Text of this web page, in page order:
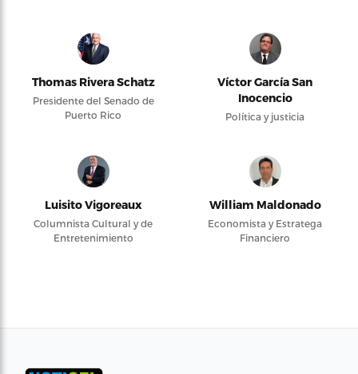
Thomas Rivera Schatz
Presidente del Senado de
Puerto Rico
Víctor García San
Inocencio
Política y justicia
Luisito Vigoreaux
Columnista Cultural y de
Entretenimiento
William Maldonado
Economista y Estratega
Financiero